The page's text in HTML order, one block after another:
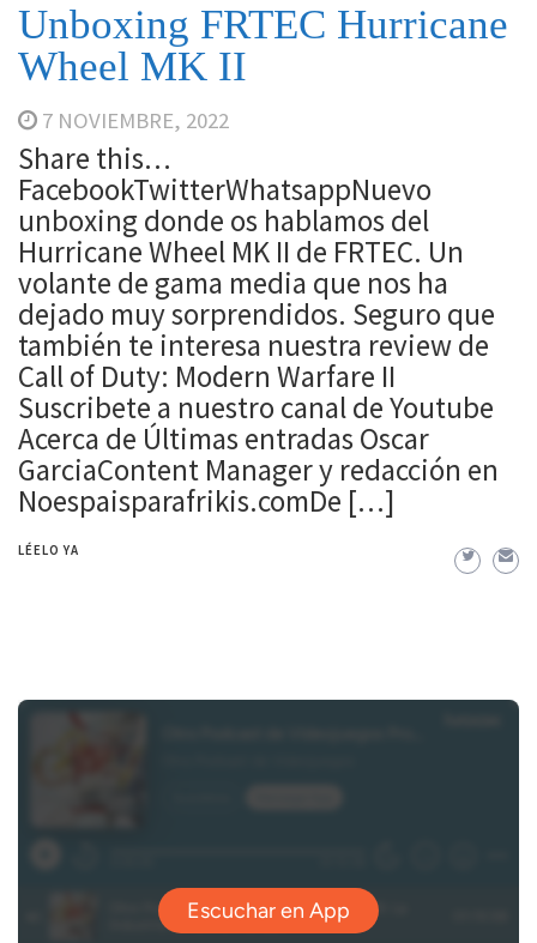
Unboxing FRTEC Hurricane
Wheel MK II
7 NOVIEMBRE, 2022
Share this…
FacebookTwitterWhatsappNuevo
unboxing donde os hablamos del
Hurricane Wheel MK II de FRTEC. Un
volante de gama media que nos ha
dejado muy sorprendidos. Seguro que
también te interesa nuestra review de
Call of Duty: Modern Warfare II
Suscribete a nuestro canal de Youtube
Acerca de Últimas entradas Oscar
GarciaContent Manager y redacción en
Noespaisparafrikis.comDe […]
LÉELO YA